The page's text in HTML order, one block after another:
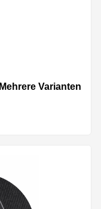
Mehrere Varianten